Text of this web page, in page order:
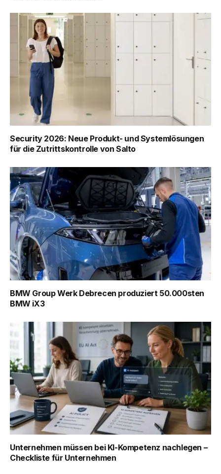
Security 2026: Neue Produkt- und Systemlösungen
für die Zutrittskontrolle von Salto
BMW Group Werk Debrecen produziert 50.000sten
BMW iX3
Unternehmen müssen bei KI-Kompetenz nachlegen –
Checkliste für Unternehmen